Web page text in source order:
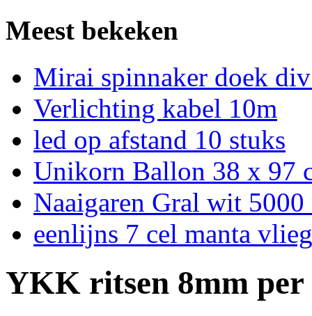
Meest bekeken
Mirai spinnaker doek
Verlichting kabel 10m
led op afstand 10 stuks
Unikorn Ballon 38 x 97
Naaigaren Gral wit 5000
eenlijns 7 cel manta
YKK ritsen 8mm per